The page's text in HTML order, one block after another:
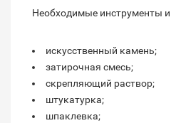
Необходимые инструменты
искусственный камень;
затирочная смесь;
скрепляющий раствор;
штукатурка;
шпаклевка;